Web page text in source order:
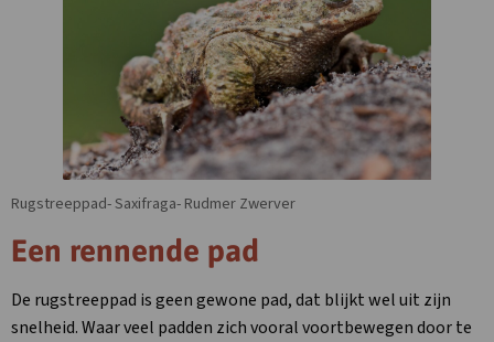
Een rennende pad
De rugstreeppad is geen gewone pad, dat blijkt wel uit zijn
snelheid. Waar veel padden zich vooral voortbewegen door te
Rugstreeppad- Saxifraga- Rudmer Zwerver